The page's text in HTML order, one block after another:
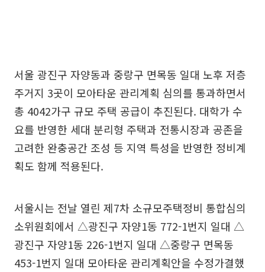
서울 광진구 자양동과 중랑구 면목동 일대 노후 저층
주거지 3곳이 모아타운 관리계획 심의를 통과하면서
총 4042가구 규모 주택 공급이 추진된다. 대학가 수
요를 반영한 세대 분리형 주택과 전통시장과 공존을
고려한 완충공간 조성 등 지역 특성을 반영한 정비계
획도 함께 적용된다.
서울시는 전날 열린 제7차 소규모주택정비 통합심의
소위원회에서 △광진구 자양1동 772-1번지 일대 △
광진구 자양1동 226-1번지 일대 △중랑구 면목동
453-1번지 일대 모아타운 관리계획안을 수정가결했